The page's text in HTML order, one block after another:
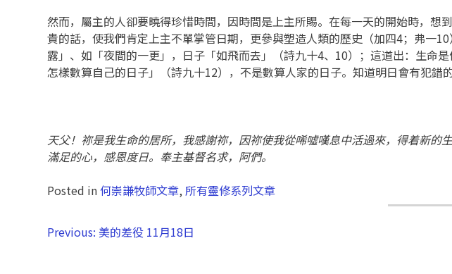
然而，屬主的人卻要曉得珍惜時間，因時間是上主所賜。在每一天的開始時，
貴的話，使我們肯定上主不單掌管日期，更參與塑造人類的歷史（加四4；弗一
露」、如「夜間的一更」，日子「如飛而去」（詩九十4、10）；這道出：生命
怎樣數算自己的日子」（詩九十12），不是數算人家的日子。知道明日會有犯錯
天父！祢是我生命的居所，我感謝祢，因祢使我從唏噓嘆息中活過來，得着新
滿足的心，感恩度日。奉主基督名求，阿們。
Posted in 何崇謙牧師文章, 所有靈修系列文章
Previous: 美的差役 11月18日